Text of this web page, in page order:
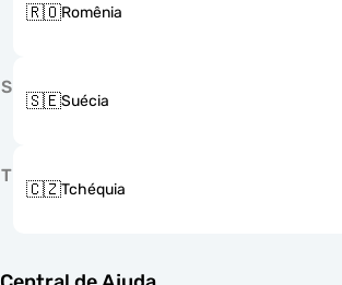
🇷🇴Romênia
S
🇸🇪Suécia
T
🇨🇿Tchéquia